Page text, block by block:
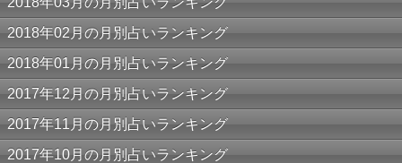
2018年02月の月別占いランキング
2018年01月の月別占いランキング
2017年12月の月別占いランキング
2017年11月の月別占いランキング
2017年10月の月別占いランキング